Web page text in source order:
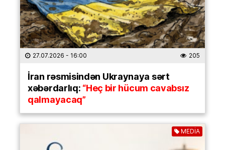
27.07.2026 - 16:00 205
İran rəsmisindən Ukraynaya sərt
xəbərdarlıq:“Heç bir hücum cavabsız
qalmayacaq”
MEDİA